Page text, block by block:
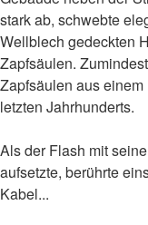
stark ab, schwebte
Wellblech gedeckten
Zapfsäulen.
Zapfsäulen aus
letzten Jahrhunderts.
Als der Flash mit
aufsetzte, berührte
Kabel...